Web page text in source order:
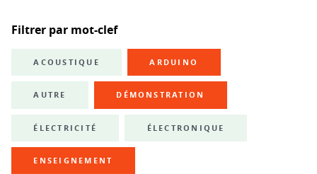
Filtrer par mot-clef
ACOUSTIQUE ARDUINO
AUTRE DÉMONSTRATION
ÉLECTRICITÉ ÉLECTRONIQUE
ENSEIGNEMENT